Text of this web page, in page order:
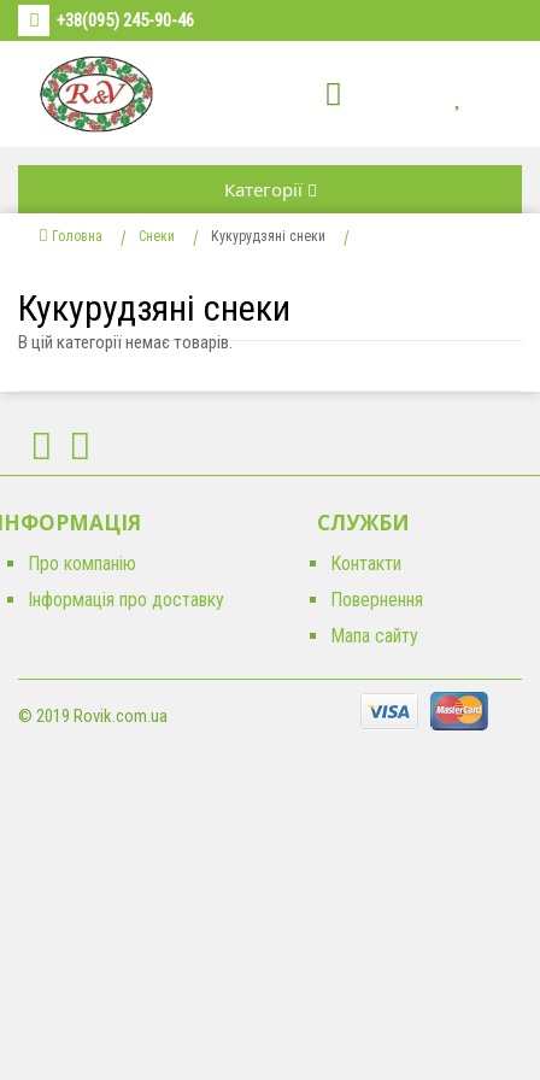
+38(095) 245-90-46
Категорії
Головна Снеки Кукурудзяні снеки
Кукурудзяні снеки
В цій категорії немає товарів.
Про компанію
Інформація про доставку
CЛУЖБИ
Контакти
Повернення
Мапа сайту
© 2019 Rovik.com.ua